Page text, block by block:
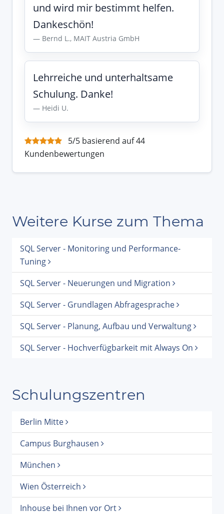
und wird mir bestimmt helfen.
Dankeschön!
Bernd L., MAIT Austria GmbH
Lehrreiche und unterhaltsame
Schulung. Danke!
Heidi U.
5/5 basierend auf 44
Kundenbewertungen
Weitere Kurse zum Thema
SQL Server - Monitoring und Performance-
Tuning
SQL Server - Neuerungen und Migration
SQL Server - Grundlagen Abfragesprache
SQL Server - Planung, Aufbau und Verwaltung
SQL Server - Hochverfügbarkeit mit Always On
Schulungszentren
Berlin Mitte
Campus Burghausen
München
Wien Österreich
Inhouse bei Ihnen vor Ort